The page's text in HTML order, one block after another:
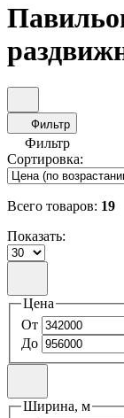
Фильтр
Фильтр
Сортировка:
Всего товаров: 19
Показать:
Цена
От
До
Ширина, м